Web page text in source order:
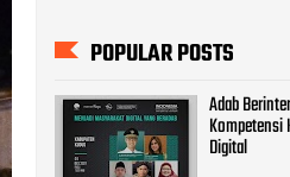
POPULAR POSTS
Adab
Kompetensi
Digital